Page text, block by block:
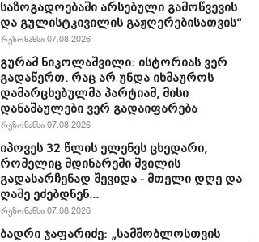
საზოგადოებაში არსებული გამოწვევის
და გულისტკივილის გაჟღერებისათვის“
რეზონანსი 07.08.2026
გურამ ნიკოლაშვილი: ისტორიას ვერ
გადაწერთ. რაც არ უნდა იხმაუროს
დამარცხებულმა პარტიამ, მისი
დანაშაულები ვერ გადაიფარება
რეზონანსი 07.08.2026
იპოვეს 32 წლის ელენეს ცხედარი,
რომელიც მდინარეში შვილის
გადასარჩენად შევიდა - მთელი დღე და
ღამე ეძებდნენ...
რეზონანსი 07.08.2026
ბადრი ჯაფარიძე: „სამშობლოსთვის